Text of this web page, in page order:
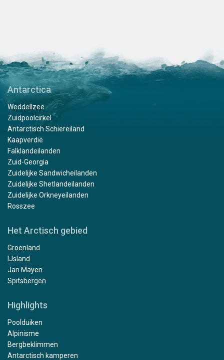
Antarctica
Weddellzee
Zuidpoolcirkel
Antarctisch Schiereiland
Kaapverdië
Falklandeilanden
Zuid-Georgia
Zuidelijke Sandwicheilanden
Zuidelijke Shetlandeilanden
Zuidelijke Orkneyeilanden
Rosszee
Het Arctisch gebied
Groenland
IJsland
Jan Mayen
Spitsbergen
Highlights
Poolduiken
Alpinisme
Bergbeklimmen
Antarctisch kamperen